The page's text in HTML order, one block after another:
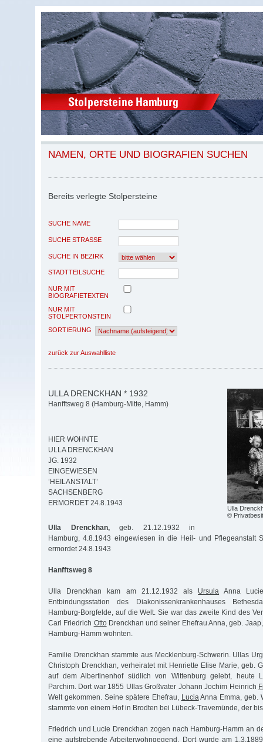
NAMEN, ORTE UND BIOGRAFIEN SUCHEN
Bereits verlegte Stolpersteine
SUCHE NAME
SUCHE STRASSE
SUCHE IN BEZIRK
STADTTEILSUCHE
NUR MIT
BIOGRAFIETEXTEN
NUR MIT
STOLPERTONSTEIN
SORTIERUNG
zurück zur Auswahlliste
Ulla
©
ULLA DRENCKHAN * 1932
Hanfftsweg 8 (Hamburg-Mitte, Hamm)
HIER WOHNTE
ULLA DRENCKHAN
JG. 1932
EINGEWIESEN
’HEILANSTALT’
SACHSENBERG
ERMORDET 24.8.1943
Ulla Drenckhan,geb. 21.12.1932 in
Hamburg, 4.8.1943 eingewiesen in die Heil- und Pflegeanstalt
ermordet 24.8.1943
Hanfftsweg 8
Ulla Drenckhan kam am 21.12.1932 als Ursula Anna
Entbindungsstation des Diakonissenkrankenhauses
Hamburg-Borgfelde, auf die Welt. Sie war das zweite Kind des
Carl Friedrich OttoDrenckhan und seiner Ehefrau Anna, geb.
Hamburg-Hamm wohnten.
Familie Drenckhan stammte aus Mecklenburg-Schwerin. Ullas
Christoph Drenckhan, verheiratet mit Henriette Elise Marie, geb.
auf dem Albertinenhof südlich von Wittenburg gelebt, heute
Parchim. Dort war 1855 Ullas Großvater Johann Jochim Heinrich
Welt gekommen. Seine spätere Ehefrau, LuciaAnna Emma, geb.
stammte von einem Hof in Brodten bei Lübeck-Travemünde, der
Friedrich und Lucie Drenckhan zogen nach Hamburg-Hamm an
eine aufstrebende Arbeiterwohngegend. Dort wurde am